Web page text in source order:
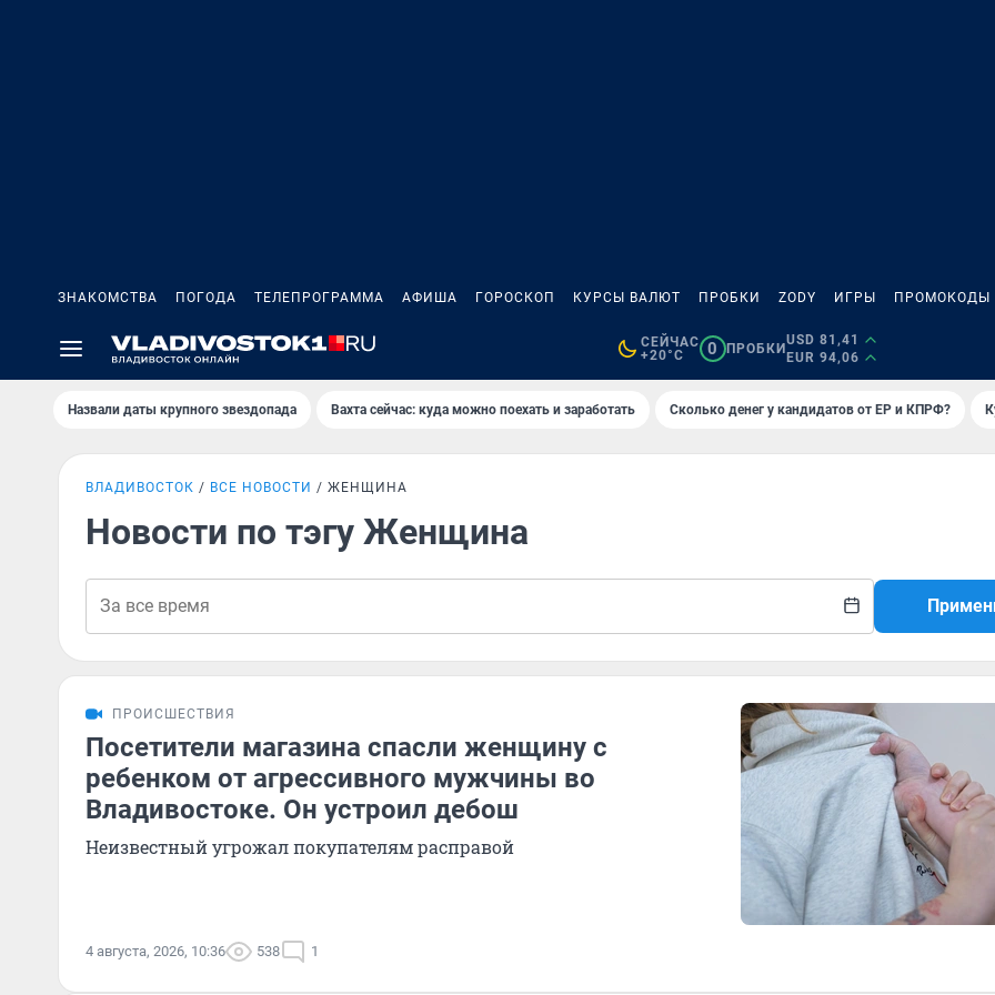
ЗНАКОМСТВА ПОГОДА ТЕЛЕПРОГРАММА АФИША ГОРОСКОП КУРСЫ ВАЛЮТ ПРОБКИ ZODY ИГРЫ ПРОМОКОДЫ
СЕЙЧАС
+20°C
0 ПРОБКИ
USD 81,41
EUR 94,06
Назвали даты крупного звездопада Вахта сейчас: куда можно поехать и заработать Сколько денег у кандидатов от ЕР и КПРФ?
ВЛАДИВОСТОК ВСЕ НОВОСТИ ЖЕНЩИНА
Новости по тэгу Женщина
ПРОИСШЕСТВИЯ
Посетители магазина спасли женщину с
ребенком от агрессивного мужчины во
Владивостоке. Он устроил дебош
Неизвестный угрожал покупателям расправой
4 августа, 2026, 10:36 538 1